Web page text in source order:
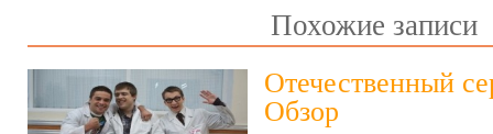
Похожие записи
Отечественный
Обзор